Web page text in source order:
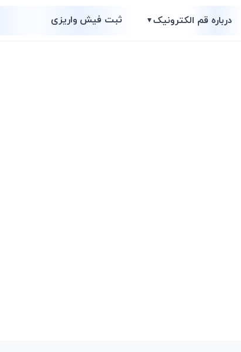
درباره قم الکترونیک▼ ثبت فیش واریزی